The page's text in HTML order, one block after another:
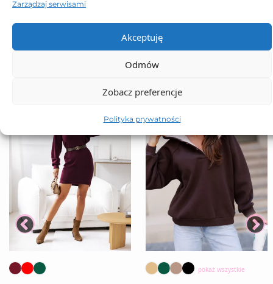
Zarządzaj serwisami
Akceptuję
Odmów
Zobacz preferencje
Polityka prywatności
pokaż wszystkie